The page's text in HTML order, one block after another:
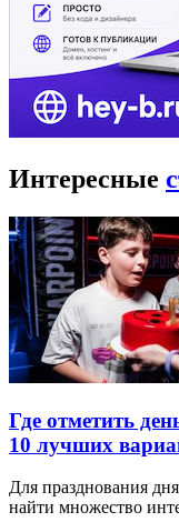
Интересные
Где отметить
10 лучших
Для празднования
найти множество